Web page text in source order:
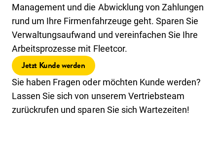
Management und die Abwicklung von Zahlungen
rund um Ihre Firmenfahrzeuge geht. Sparen Sie
Verwaltungsaufwand und vereinfachen Sie Ihre
Arbeitsprozesse mit Fleetcor.
Jetzt Kunde werden
Sie haben Fragen oder möchten Kunde werden?
Lassen Sie sich von unserem Vertriebsteam
zurückrufen und sparen Sie sich Wartezeiten!